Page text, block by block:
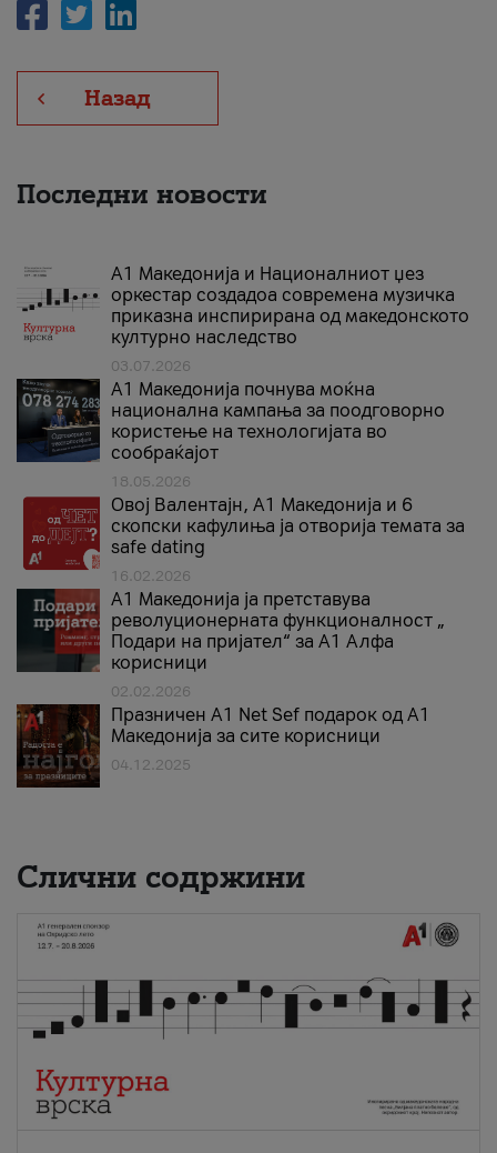
Назад
Последни новости
А1 Македонија и Националниот џез
оркестар создадоа современа музичка
приказна инспирирана од македонското
културно наследство
03.07.2026
A1 Македонија почнува моќна
национална кампања за поодговорно
користење на технологијата во
сообраќајот
18.05.2026
Овој Валентајн, A1 Македонија и 6
скопски кафулиња ја отворија темата за
safe dating
16.02.2026
А1 Македонија ја претставува
револуционерната функционалност „
Подари на пријател“ за А1 Алфа
корисници
02.02.2026
Празничен A1 Net Sеf подарок од А1
Македонија за сите корисници
04.12.2025
Слични содржини